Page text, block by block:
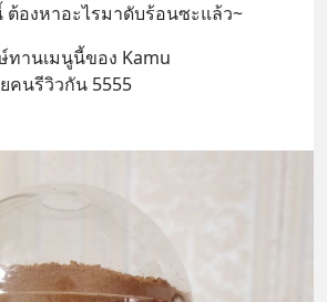
องหาอะไรมาดับร้อนซะแล้ว~
านเมนูนี้ของ Kamu
คนรีวิวกัน 5555